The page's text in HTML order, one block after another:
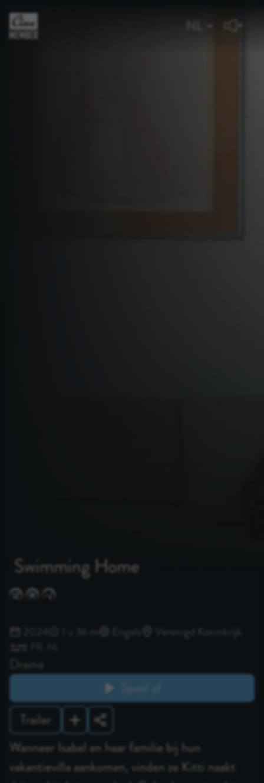
Swimming Home
Wanneer Isabel en haar familie bij hun
vakantievilla aankomen, vinden ze Kitti naakt
Drama
Trailer